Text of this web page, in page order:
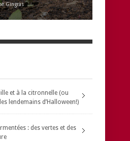
Gingras
et à la citronnelle (ou
lendemains d’Halloween!)
: des vertes et des